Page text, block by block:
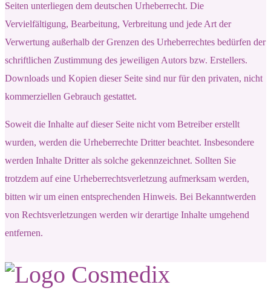
Seiten unterliegen dem deutschen Urheberrecht. Die
Vervielfältigung, Bearbeitung, Verbreitung und jede Art der
Verwertung außerhalb der Grenzen des Urheberrechtes bedürfen der
schriftlichen Zustimmung des jeweiligen Autors bzw. Erstellers.
Downloads und Kopien dieser Seite sind nur für den privaten, nicht
kommerziellen Gebrauch gestattet.
Soweit die Inhalte auf dieser Seite nicht vom Betreiber erstellt
wurden, werden die Urheberrechte Dritter beachtet. Insbesondere
werden Inhalte Dritter als solche gekennzeichnet. Sollten Sie
trotzdem auf eine Urheberrechtsverletzung aufmerksam werden,
bitten wir um einen entsprechenden Hinweis. Bei Bekanntwerden
von Rechtsverletzungen werden wir derartige Inhalte umgehend
entfernen.